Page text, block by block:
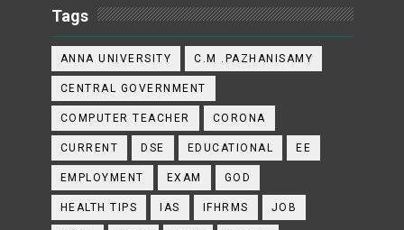
Tags
ANNA UNIVERSITY C.M .PAZHANISAMY
CENTRAL GOVERNMENT
COMPUTER TEACHER CORONA
CURRENT DSE EDUCATIONAL EE
EMPLOYMENT EXAM GOD
HEALTH TIPS IAS IFHRMS JOB